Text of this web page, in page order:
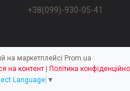
+38(099)-930-05-41
на маркетплейсі Prom.ua
на контент | Політика
Language ▼